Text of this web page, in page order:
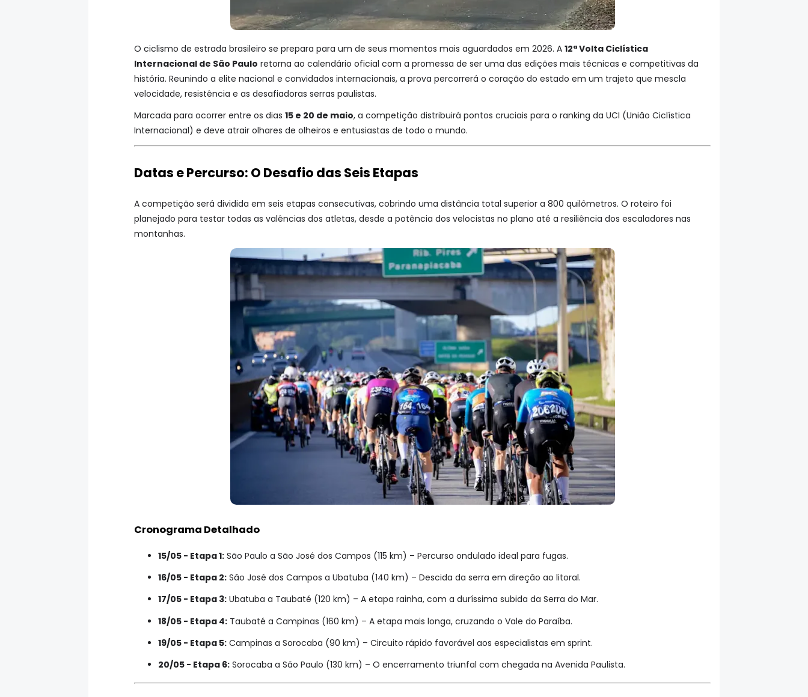
O ciclismo de estrada brasileiro se prepara para um de seus momentos mais aguardados em 2026. A 12ª Volta Ciclística
Internacional de São Paulo retorna ao calendário oficial com a promessa de ser uma das edições mais técnicas e competitivas da
história. Reunindo a elite nacional e convidados internacionais, a prova percorrerá o coração do estado em um trajeto que mescla
velocidade, resistência e as desafiadoras serras paulistas.
Marcada para ocorrer entre os dias 15 e 20 de maio, a competição distribuirá pontos cruciais para o ranking da UCI (União Ciclística
Internacional) e deve atrair olhares de olheiros e entusiastas de todo o mundo.
Datas e Percurso: O Desafio das Seis Etapas
A competição será dividida em seis etapas consecutivas, cobrindo uma distância total superior a 800 quilômetros. O roteiro foi
planejado para testar todas as valências dos atletas, desde a potência dos velocistas no plano até a resiliência dos escaladores nas
montanhas.
Cronograma Detalhado
15/05 - Etapa 1: São Paulo a São José dos Campos (115 km) – Percurso ondulado ideal para fugas.
16/05 - Etapa 2: São José dos Campos a Ubatuba (140 km) – Descida da serra em direção ao litoral.
17/05 - Etapa 3: Ubatuba a Taubaté (120 km) – A etapa rainha, com a duríssima subida da Serra do Mar.
18/05 - Etapa 4: Taubaté a Campinas (160 km) – A etapa mais longa, cruzando o Vale do Paraíba.
19/05 - Etapa 5: Campinas a Sorocaba (90 km) – Circuito rápido favorável aos especialistas em sprint.
20/05 - Etapa 6: Sorocaba a São Paulo (130 km) – O encerramento triunfal com chegada na Avenida Paulista.